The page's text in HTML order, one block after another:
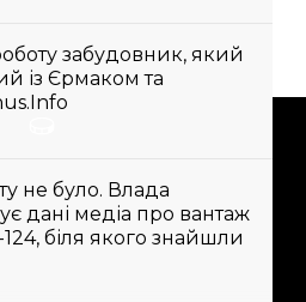
забудовник, який
із Єрмаком та
не було. Влада
дані медіа про вантаж
біля якого знайшли
hromadske.
для тебе та